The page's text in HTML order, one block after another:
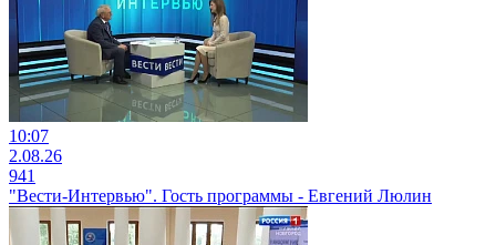
10:07
2.08.26
941
"Вести-Интервью". Гость программы - Евгений Люлин